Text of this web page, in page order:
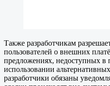
Также разработчикам
пользователей о внешних
предложениях, недоступных
использовании
разработчики обязаны